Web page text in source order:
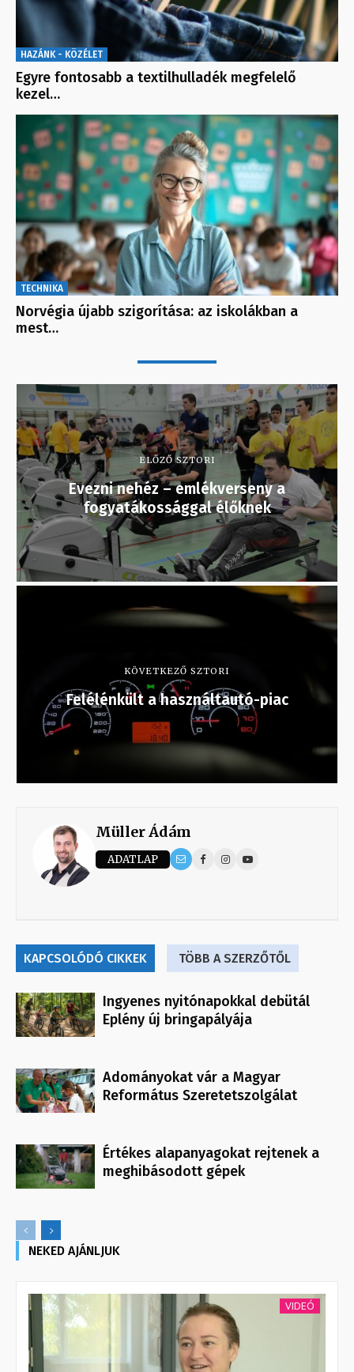
HAZÁNK - KÖZÉLET
Egyre fontosabb a textilhulladék megfelelő
kezel…
TECHNIKA
Norvégia újabb szigorítása: az iskolákban a
mest…
ELŐZŐ SZTORI
Evezni nehéz – emlékverseny a
fogyatákossággal élőknek
KÖVETKEZŐ SZTORI
Felélénkült a használtautó-piac
Müller Ádám
ADATLAP
KAPCSOLÓDÓ CIKKEK TÖBB A SZERZŐTŐL
Ingyenes nyitónapokkal debütál
Eplény új bringapályája
Adományokat vár a Magyar
Református Szeretetszolgálat
Értékes alapanyagokat rejtenek a
meghibásodott gépek
NEKED AJÁNLJUK
VIDEÓ